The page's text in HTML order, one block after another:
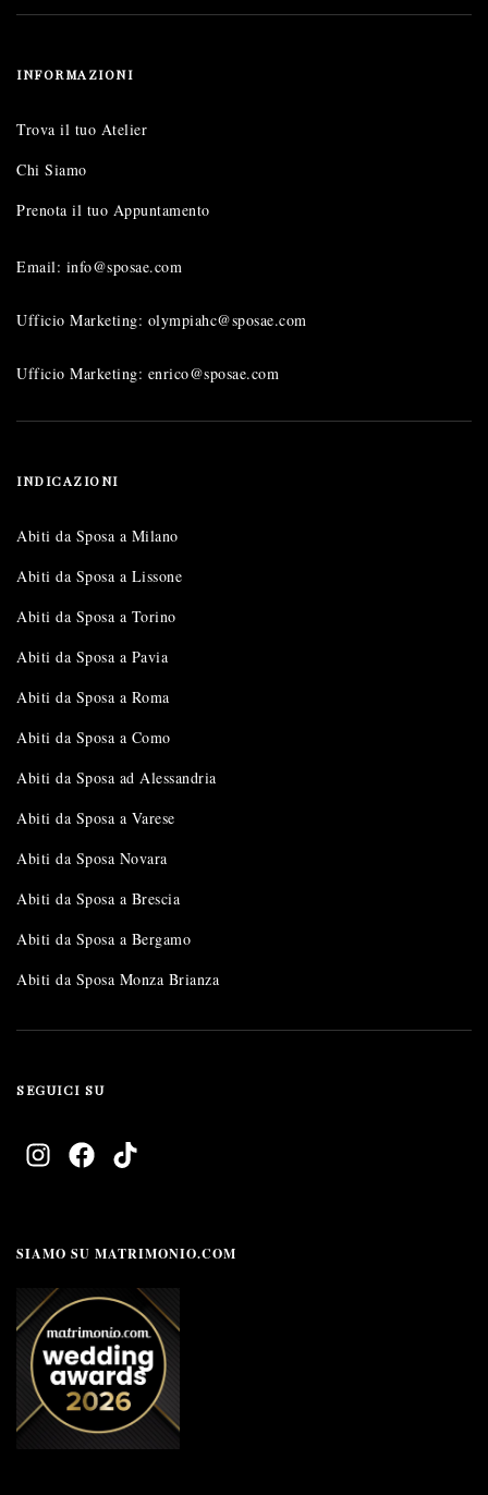
INFORMAZIONI
Trova il tuo Atelier
Chi Siamo
Prenota il tuo Appuntamento
Email: info@sposae.com
Ufficio Marketing: olympiahc@sposae.com
Ufficio Marketing: enrico@sposae.com
INDICAZIONI
Abiti da Sposa a Milano
Abiti da Sposa a Lissone
Abiti da Sposa a Torino
Abiti da Sposa a Pavia
Abiti da Sposa a Roma
Abiti da Sposa a Como
Abiti da Sposa ad Alessandria
Abiti da Sposa a Varese
Abiti da Sposa Novara
Abiti da Sposa a Brescia
Abiti da Sposa a Bergamo
Abiti da Sposa Monza Brianza
SEGUICI SU
SIAMO SU MATRIMONIO.COM